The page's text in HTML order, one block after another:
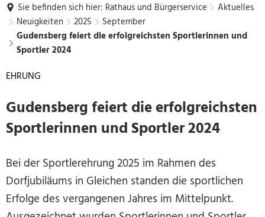
Sie befinden sich hier: Rathaus und Bürgerservice
Aktuelles
Neuigkeiten
2025
September
Gudensberg feiert die erfolgreichsten Sportlerinnen und
Sportler 2024
EHRUNG
Gudensberg feiert die erfolgreichsten
Sportlerinnen und Sportler 2024
Bei der Sportlerehrung 2025 im Rahmen des
Dorfjubiläums in Gleichen standen die sportlichen
Erfolge des vergangenen Jahres im Mittelpunkt.